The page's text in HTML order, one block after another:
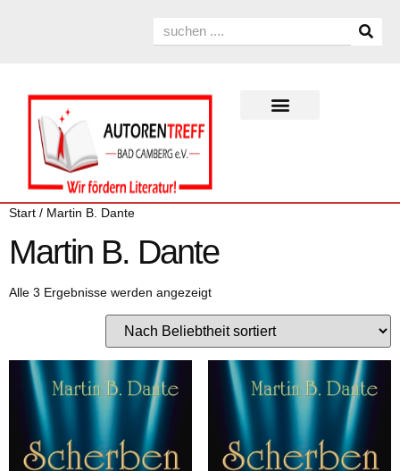
Start / Martin B. Dante
Martin B. Dante
Alle 3 Ergebnisse werden angezeigt